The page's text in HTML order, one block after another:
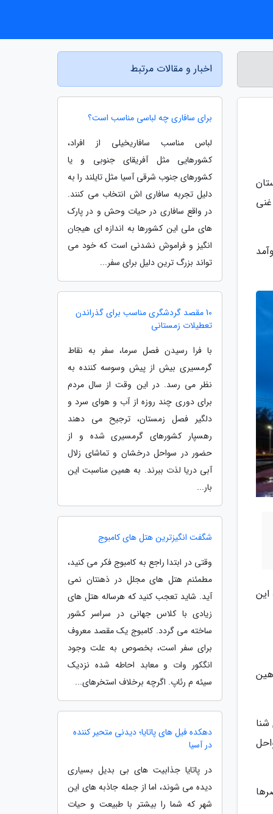
اخبار و مقالات مرتبط
برای سافاری چه لباسی مناسب است؟
لباس مناسب سافاریخیلی از افراد،
کشورهایی مثل آفریقای جنوبی و یا
کشورهای جنوب شرقی آسیا مثل تایلند را به
دلیل تجربه سافاری اش انتخاب می کنند.
در واقع سافاری در حیات وحش و در پارک
های ملی این کشورها به اندازه ای هیجان
انگیز و فراموش نشدنی است که خود می
تواند بزرگ ترین دلیل برای سفر...
10 مقصد گردشگری مناسب برای گذراندن
تعطیلات زمستانی
با فرا رسیدن فصل سرما، سفر به نقاط
گرمسیری بیش از پیش وسوسه کننده به
نظر می رسد. در این وقت از سال مردم
برای دوری چند روزه از آب و هوای سرد و
دلگیر فصل زمستان، ترجیح می دهند
رهسپار کشورهای گرمسیری شده و از
حضور در سواحل درخشان و تماشای زلال
آبی دریا لذت ببرند. به همین مناسبت این
بار...
شگفت انگیزترین هتل های کامبوج
وقتی در ابتدا راجع به کامبوج فکر می کنید،
مطمئنم هتل های مجلل در ذهنتان نمی
آید. شاید تعجب کنید که هرساله هتل های
زیادی با کلاس جهانی در سراسر کشور
ساخته می گردد. کامبوج یک مقصد معروف
برای سفر است، بخصوص به علت وجود
انگکور وات و معابد احاطه شده نزدیک
سیئه م رئاپ. اگرچه برخلاف استخرهای...
دهکده فیل های پاتایا؛ دیدنی متحیر کننده
در آسیا
در پاتایا جذابیت های بی بدیل بسیاری
دیده می شوند، اما از جمله جاذبه های این
شهر که شما را بیشتر با طبیعت و حیات